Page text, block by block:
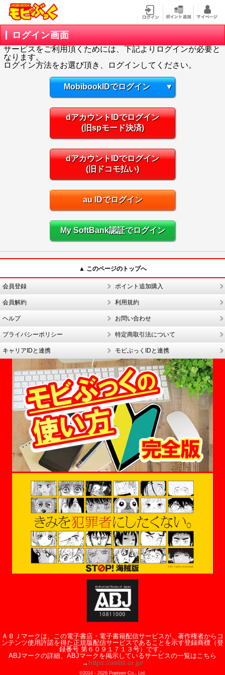
ログイン画面
サービスをご利用頂くためには、下記よりログインが必要と
なります。
ログイン方法をお選び頂き、ログインしてください。
MobibookIDでログイン ▼
dアカウントIDでログイン
(旧spモード決済)
dアカウントIDでログイン
(旧ドコモ払い)
au IDでログイン
My SoftBank認証でログイン
▲ このページのトップへ
会員登録 ポイント追加購入
会員解約 利用規約
ヘルプ お問い合わせ
プライバシーポリシー 特定商取引法について
キャリアIDと連携 モビぶっくIDと連携
ＡＢＪマークは、この電子書店・電子書籍配信サービスが、著作権者からコ
ンテンツ使用許諾を得た正規版配信サービスであることを示す登録商標（登
録番号 第６０９１７１３号）です。
ABJマークの詳細、ABJマークを掲示しているサービスの一覧はこちら
→ https://aebs.or.jp/
©2014 - 2026Popteen Co., Ltd.